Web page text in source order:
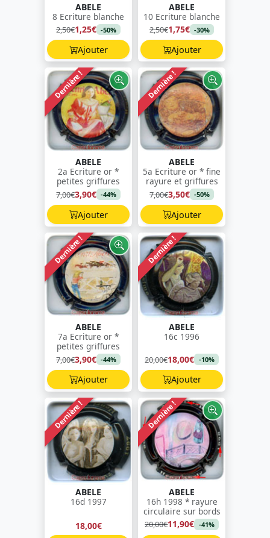
ABELE
8 Ecriture blanche
2,50€1,25€ -50%
Ajouter
ABELE
10 Ecriture blanche
2,50€1,75€ -30%
Ajouter
Dernière !
ABELE
2a Ecriture or *
petites griffures
7,00€3,90€ -44%
Ajouter
Dernière !
ABELE
5a Ecriture or * fine
rayure et griffures
7,00€3,50€ -50%
Ajouter
Dernière !
ABELE
7a Ecriture or *
petites griffures
7,00€3,90€ -44%
Ajouter
Dernière !
ABELE
16c 1996
20,00€18,00€ -10%
Ajouter
Dernière !
ABELE
16d 1997
18,00€
Dernière !
ABELE
16h 1998 * rayure
circulaire sur bords
20,00€11,90€ -41%